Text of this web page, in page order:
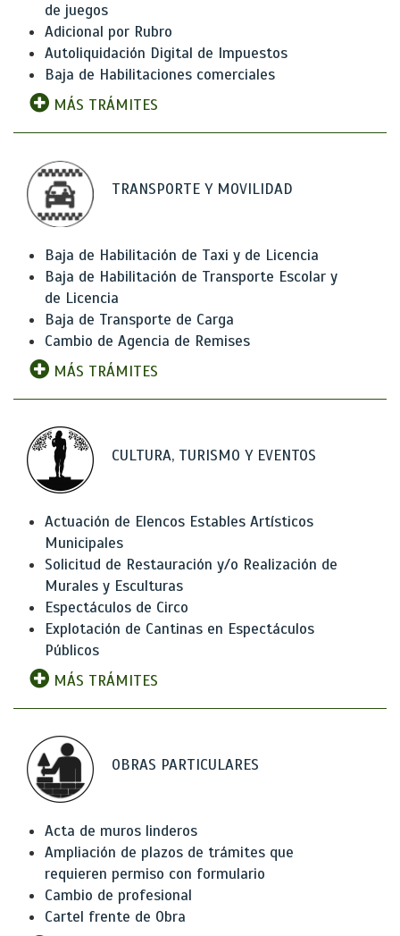
de juegos
Adicional por Rubro
Autoliquidación Digital de Impuestos
Baja de Habilitaciones comerciales
MÁS TRÁMITES
TRANSPORTE Y MOVILIDAD
Baja de Habilitación de Taxi y de Licencia
Baja de Habilitación de Transporte Escolar y
de Licencia
Baja de Transporte de Carga
Cambio de Agencia de Remises
MÁS TRÁMITES
CULTURA, TURISMO Y EVENTOS
Actuación de Elencos Estables Artísticos
Municipales
Solicitud de Restauración y/o Realización de
Murales y Esculturas
Espectáculos de Circo
Explotación de Cantinas en Espectáculos
Públicos
MÁS TRÁMITES
OBRAS PARTICULARES
Acta de muros linderos
Ampliación de plazos de trámites que
requieren permiso con formulario
Cambio de profesional
Cartel frente de Obra